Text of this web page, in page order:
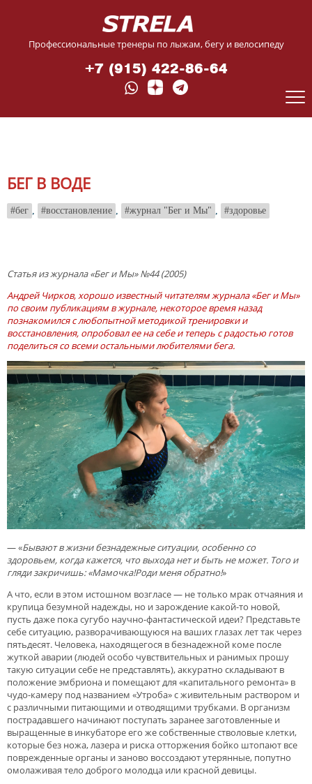
Профессиональные тренеры по лыжам, бегу и велосипеду
+7 (915) 422-86-64
БЕГ В ВОДЕ
бег , восстановление , журнал "Бег и Мы" , здоровье
Cтатья из журнала «Бег и Мы» №44 (2005)
Андрей Чирков, хорошо известный читателям журнала «Бег и Мы»
по своим публикациям в журнале, некоторое время назад
познакомился с любопытной методикой тренировки и
восстановления, опробовал ее на себе и теперь с радостью готов
поделиться со всеми остальными любителями бега.
— «Бывают в жизни безнадежные ситуации, особенно со
здоровьем, когда кажется, что выхода нет и быть не может. Того и
гляди закричишь: «Мамочка!Роди меня обратно!»
А что, если в этом истошном возгласе — не только мрак отчаяния и
крупица безумной надежды, но и зарождение какой-то новой,
пусть даже пока сугубо научно-фантастической идеи? Представьте
себе ситуацию, разворачивающуюся на ваших глазах лет так через
пятьдесят. Человека, находящегося в безнадежной коме после
жуткой аварии (людей особо чувствительных и ранимых прошу
такую ситуации себе не представлять), аккуратно складывают в
положение эмбриона и помещают для «капитального ремонта» в
чудо-камеру под названием «Утроба» с живительным раствором и
с различными питающими и отводящими трубками. В организм
пострадавшего начинают поступать заранее заготовленные и
выращенные в инкубаторе его же собственные стволовые клетки,
которые без ножа, лазера и риска отторжения бойко штопают все
поврежденные органы и заново воссоздают утерянные, попутно
омолаживая тело доброго молодца или красной девицы.